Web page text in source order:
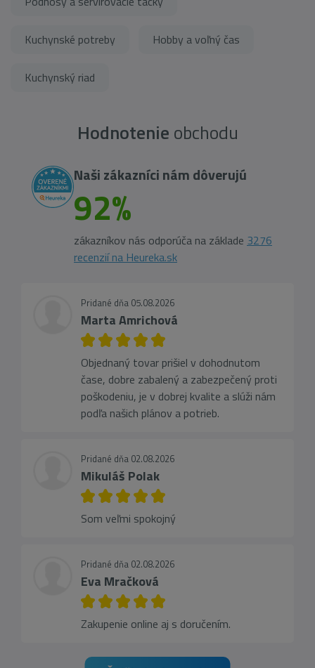
Kuchynské potreby Hobby a voľný čas
Kuchynský riad
Hodnotenie obchodu
Naši zákazníci nám dôverujú
92%
zákazníkov nás odporúča na základe 3276
recenzií na Heureka.sk
Pridané dňa 05.08.2026
Marta Amrichová
Objednaný tovar prišiel v dohodnutom
čase, dobre zabalený a zabezpečený proti
poškodeniu, je v dobrej kvalite a slúži nám
podľa našich plánov a potrieb.
Pridané dňa 02.08.2026
Mikuláš Polak
Som veľmi spokojný
Pridané dňa 02.08.2026
Eva Mračková
Zakupenie online aj s doručením.